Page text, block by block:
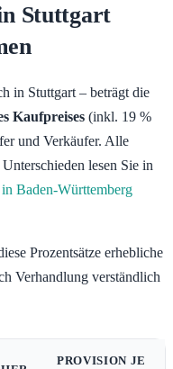
Stuttgart
in Stuttgart – beträgt die
Kaufpreises (inkl. 19 %
und Verkäufer. Alle
lesen Sie in
Baden-Württemberg
Prozentsätze erhebliche
Verhandlung verständlich
PROVISION JE